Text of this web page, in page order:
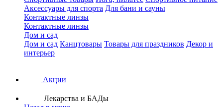
Аксессуары для спорта Для бани и сауны
Контактные линзы
Контактные линзы
Дом и сад
Дом и сад Канцтовары Товары для праздников Декор и
интерьер
Акции
Лекарства и БАДы